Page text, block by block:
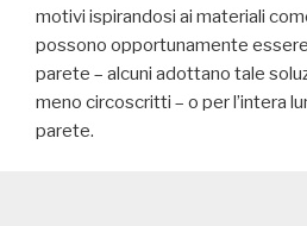
motivi ispirandosi ai materiali
possono opportunamente
parete – alcuni adottano tale
meno circoscritti – o per l’intera
parete.